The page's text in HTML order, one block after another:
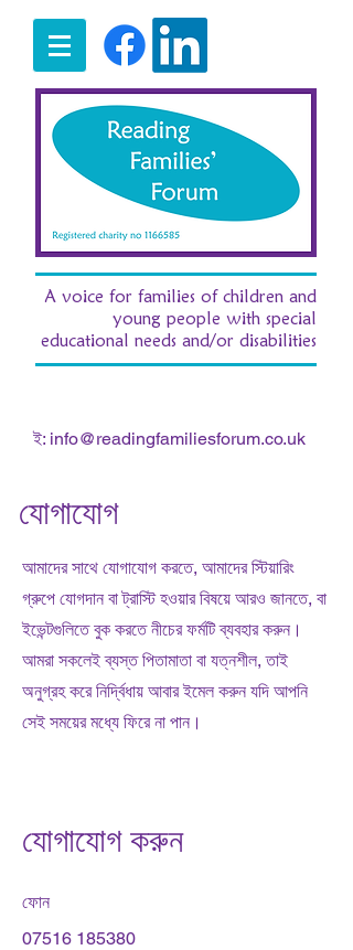
A voice for families of children and
young people with special
educational needs and/or disabilities
ই: info@readingfamiliesforum.co.uk
যোগাযোগ
আমাদের সাথে যোগাযোগ করতে, আমাদের স্টিয়ারিং
গ্রুপে যোগদান বা ট্রাস্টি হওয়ার বিষয়ে আরও জানতে, বা
ইভেন্টগুলিতে বুক করতে নীচের ফর্মটি ব্যবহার করুন।
আমরা সকলেই ব্যস্ত পিতামাতা বা যত্নশীল, তাই
অনুগ্রহ করে নির্দ্বিধায় আবার ইমেল করুন যদি আপনি
সেই সময়ের মধ্যে ফিরে না পান।
যোগাযোগ করুন
ফোন
07516 185380